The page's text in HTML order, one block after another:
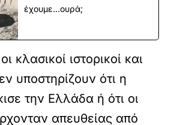
έχουμε...ουρά;
κλασικοί ιστορικοί και
υποστηρίζουν ότι η
την Ελλάδα ή ότι οι
απευθείας από